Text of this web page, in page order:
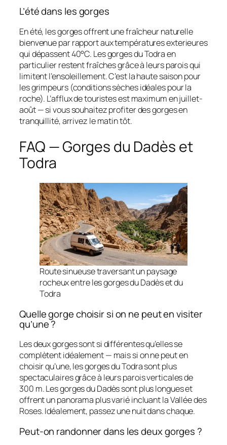
L’été dans les gorges
En été, les gorges offrent une fraîcheur naturelle
bienvenue par rapport aux températures exterieures
qui dépassent 40°C. Les gorges du Todra en
particulier restent fraîches grâce à leurs parois qui
limitent l’ensoleillement. C’est la haute saison pour
les grimpeurs (conditions sèches idéales pour la
roche). L’afflux de touristes est maximum en juillet-
août — si vous souhaitez profiter des gorges en
tranquillité, arrivez le matin tôt.
FAQ — Gorges du Dadès et
Todra
Route sinueuse traversant un paysage
rocheux entre les gorges du Dadès et du
Todra
Quelle gorge choisir si on ne peut en visiter
qu’une ?
Les deux gorges sont si différentes qu’elles se
complètent idéalement — mais si on ne peut en
choisir qu’une, les gorges du Todra sont plus
spectaculaires grâce à leurs parois verticales de
300 m. Les gorges du Dadès sont plus longues et
offrent un panorama plus varié incluant la Vallée des
Roses. Idéalement, passez une nuit dans chaque.
Peut-on randonner dans les deux gorges ?